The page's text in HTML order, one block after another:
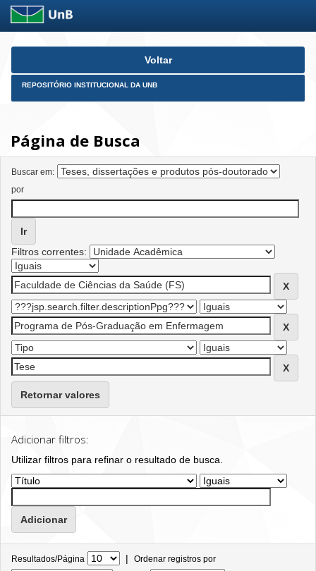
Skip
Voltar
REPOSITÓRIO INSTITUCIONAL DA UNB
Página de Busca
Buscar em:
por
Filtros correntes:
Retornar valores
Adicionar filtros:
Utilizar filtros para refinar o resultado de busca.
Resultados/Página | Ordenar registros por